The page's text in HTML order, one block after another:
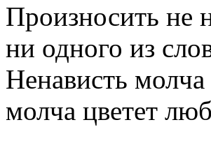
Произносить не
ни одного из
Ненависть молча
молча цветет